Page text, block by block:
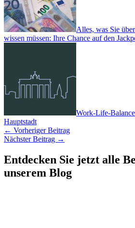
Alles, was Sie
wissen müssen: Ihre Chance auf den
Work-Life-
Hauptstadt
← Vorheriger Beitrag
Nächster Beitrag →
Entdecken Sie jetzt alle
unserem Blog